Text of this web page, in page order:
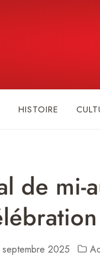
HISTOIRE
de mi-
2025